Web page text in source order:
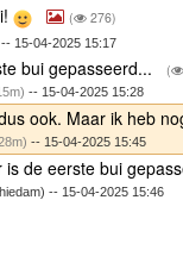
( 276)
15-04-2025 15:17
bui gepasseerd... (
-- 15-04-2025 15:28
ook. Maar ik heb
-- 15-04-2025 15:45
is de eerste bui
-- 15-04-2025 15:46